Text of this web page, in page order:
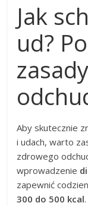
Jak
ud?
Aby skutecznie
i udach, warto
zdrowego
wprowadzenie
zapewnić
300 do 500 kcal